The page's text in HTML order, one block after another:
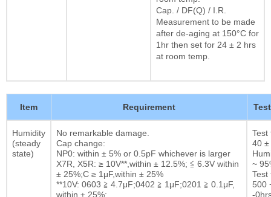
Cap. / DF(Q) / I.R.
Measurement to be made
after de-aging at 150°C for
1hr then set for 24 ± 2 hrs
at room temp.
Item Requirement
Humidity
(steady
state)
No remarkable damage.
Cap change:
NP0: within ± 5% or 0.5pF whichever is larger
X7R, X5R: ≥ 10V**,within ± 12.5%; ≦ 6.3V within
± 25%;C ≥ 1μF,within ± 25%
**10V: 0603 ≧ 4.7μF;0402 ≧ 1μF;0201 ≧ 0.1μF,
within ± 25%;
Test
40 ±
~
Test
500
-